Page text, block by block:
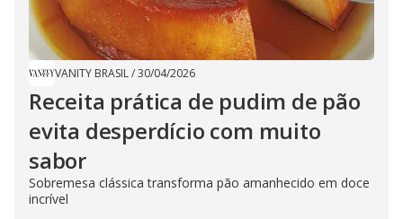
VANITY BRASIL/30/04/2026
Receita prática de pudim de pão
evita desperdício com muito
sabor
Sobremesa clássica transforma pão amanhecido em doce
incrível